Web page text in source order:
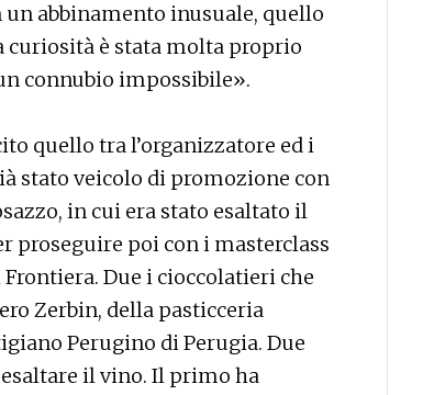
abbinamento inusuale, quello
curiosità è stata molta proprio
connubio impossibile».
quello tra l’organizzatore ed i
stato veicolo di promozione con
in cui era stato esaltato il
proseguire poi con i masterclass
Due i cioccolatieri che
Zerbin, della pasticceria
Perugino di Perugia. Due
il vino. Il primo ha